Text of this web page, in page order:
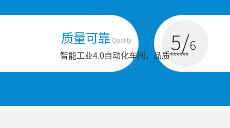
质量可靠 Quality
智能工业4.0自动化车间，品质******